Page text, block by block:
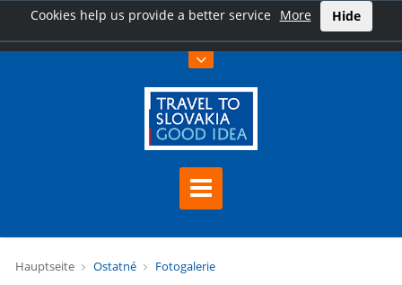
Cookies help us provide a better service More Hide
Hauptseite Ostatné Fotogalerie